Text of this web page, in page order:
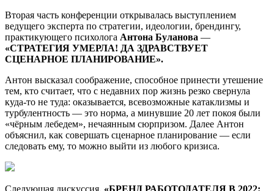
Вторая часть конференции открывалась выступлением
ведущего эксперта по стратегии, идеологии, брендингу,
практикующего психолога Антона Буланова —
«СТРАТЕГИЯ УМЕРЛА! ДА ЗДРАВСТВУЕТ
СЦЕНАРНОЕ ПЛАНИРОВАНИЕ».
Антон высказал соображение, способное принести утешение
тем, кто считает, что с недавних пор жизнь резко свернула
куда-то не туда: оказывается, всевозможные катаклизмы и
турбулентность — это норма, а минувшие 20 лет покоя были
«чёрным лебедем», нечаянным сюрпризом. Далее Антон
объяснил, как совершать сценарное планирование — если
следовать ему, то можно выйти из любого кризиса.
Следующая дискуссия, «БРЕНД РАБОТОДАТЕЛЯ В 2022: